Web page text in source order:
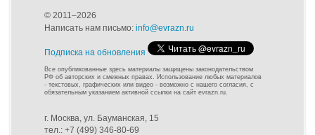
© 2011–2026
Написать нам письмо: info@evrazn.ru
Подписка на обновления
Все опубликованные здесь материалы защищены законодательством
РФ об авторских и смежных правах. Использование любых материалов
- текстовых, графических или видео - возможно с нашего согласия, с
обязательным указанием активной ссылки на сайт evrazn.ru.
г. Москва, ул. Бауманская, 15
тел.: +7 (499) 346-80-69